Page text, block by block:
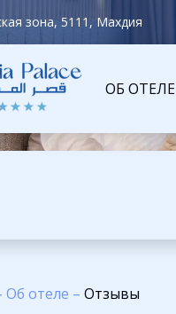
зона, 5111, Махдия
ОБ ОТЕЛЕ
Об отеле – Отзывы